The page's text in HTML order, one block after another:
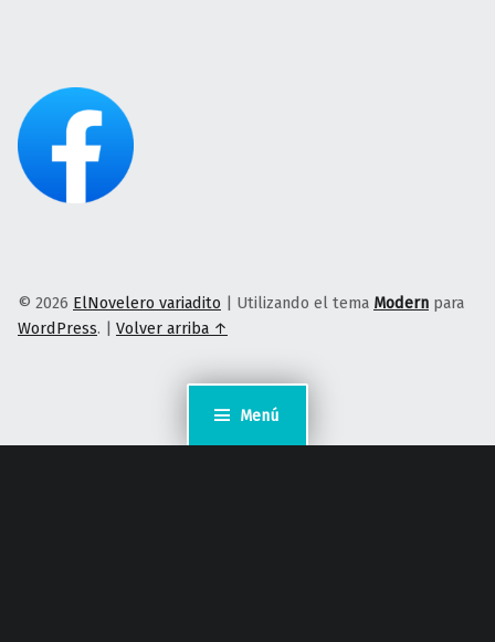
Menú
© 2026 ElNovelero variadito | Utilizando el tema Modern para
WordPress. | Volver arriba ↑